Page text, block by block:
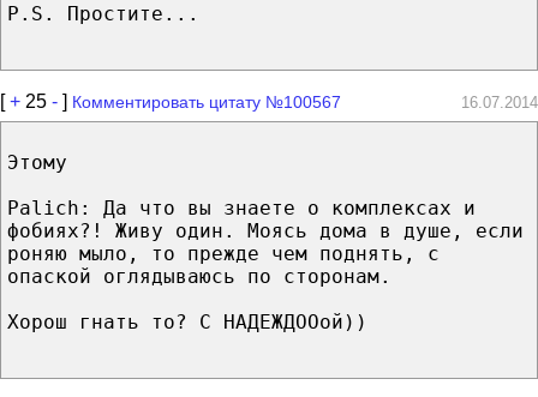
P.S. Простите...
[+ 25 - ] Комментировать цитату №100567 16.07.2014
Этому
Palich: Да что вы знаете о комплексах и
фобиях?! Живу один. Моясь дома в душе, если
роняю мыло, то прежде чем поднять, с
опаской оглядываюсь по сторонам.
Хорош гнать то? С НАДЕЖДООой))